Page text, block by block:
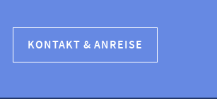
KONTAKT & ANREISE